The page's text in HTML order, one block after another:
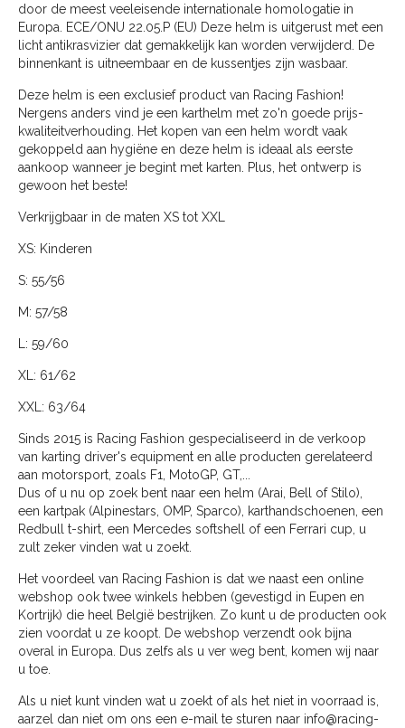
door de meest veeleisende internationale homologatie in
Europa. ECE/ONU 22.05.P (EU) Deze helm is uitgerust met een
licht antikrasvizier dat gemakkelijk kan worden verwijderd. De
binnenkant is uitneembaar en de kussentjes zijn wasbaar.
Deze helm is een exclusief product van Racing Fashion!
Nergens anders vind je een karthelm met zo'n goede prijs-
kwaliteitverhouding. Het kopen van een helm wordt vaak
gekoppeld aan hygiëne en deze helm is ideaal als eerste
aankoop wanneer je begint met karten. Plus, het ontwerp is
gewoon het beste!
Verkrijgbaar in de maten XS tot XXL
XS: Kinderen
S: 55/56
M: 57/58
L: 59/60
XL: 61/62
XXL: 63/64
Sinds 2015 is Racing Fashion gespecialiseerd in de verkoop
van karting driver's equipment en alle producten gerelateerd
aan motorsport, zoals F1, MotoGP, GT,...
Dus of u nu op zoek bent naar een helm (Arai, Bell of Stilo),
een kartpak (Alpinestars, OMP, Sparco), karthandschoenen, een
Redbull t-shirt, een Mercedes softshell of een Ferrari cup, u
zult zeker vinden wat u zoekt.
Het voordeel van Racing Fashion is dat we naast een online
webshop ook twee winkels hebben (gevestigd in Eupen en
Kortrijk) die heel België bestrijken. Zo kunt u de producten ook
zien voordat u ze koopt. De webshop verzendt ook bijna
overal in Europa. Dus zelfs als u ver weg bent, komen wij naar
u toe.
Als u niet kunt vinden wat u zoekt of als het niet in voorraad is,
aarzel dan niet om ons een e-mail te sturen naar info@racing-